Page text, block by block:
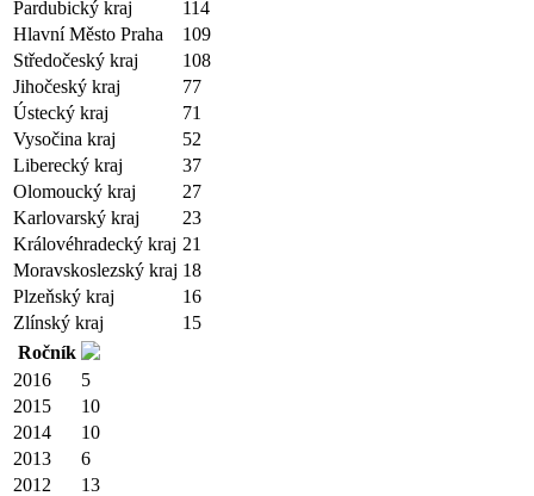
Pardubický kraj
114
Hlavní Město Praha
109
Středočeský kraj
108
Jihočeský kraj
77
Ústecký kraj
71
Vysočina kraj
52
Liberecký kraj
37
Olomoucký kraj
27
Karlovarský kraj
23
Královéhradecký kraj 21
Moravskoslezský kraj 18
Plzeňský kraj
16
Zlínský kraj
15
Ročník
2016
5
2015
10
2014
10
2013
6
2012
13